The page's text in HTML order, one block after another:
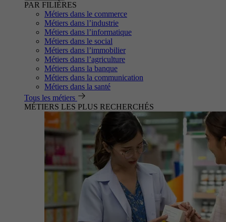
PAR FILIÈRES
Métiers dans le commerce
Métiers dans l’industrie
Métiers dans l’informatique
Métiers dans le social
Métiers dans l’immobilier
Métiers dans l’agriculture
Métiers dans la banque
Métiers dans la communication
Métiers dans la santé
Tous les métiers
MÉTIERS LES PLUS RECHERCHÉS